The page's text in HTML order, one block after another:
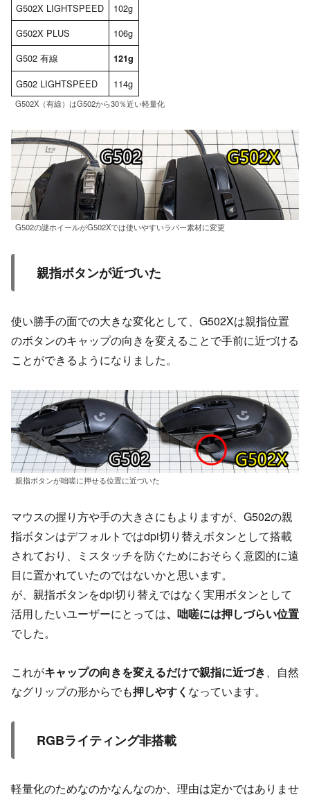
G502X LIGHTSPEED
102g
G502X PLUS
106g
G502 有線
121g
G502 LIGHTSPEED 114g
G502X（有線）はG502から30％近い軽量化
G502の謎ホイールがG502Xでは使いやすいラバー素材に変更
親指ボタンが近づいた
使い勝手の面での大きな変化として、G502Xは親指位置
のボタンのキャップの向きを変えることで手前に近づける
ことができるようになりました。
親指ボタンが咄嗟に押せる位置に近づいた
マウスの握り方や手の大きさにもよりますが、G502の親
指ボタンはデフォルトではdpi切り替えボタンとして搭載
されており、ミスタッチを防ぐためにおそらく意図的に遠
目に置かれていたのではないかと思います。
が、親指ボタンをdpi切り替えではなく実用ボタンとして
活用したいユーザーにとっては、咄嗟には押しづらい位置
でした。
これがキャップの向きを変えるだけで親指に近づき、自然
なグリップの形からでも押しやすく なっています。
RGBライティング非搭載
軽量化のためなのかなんなのか、理由は定かではありませ